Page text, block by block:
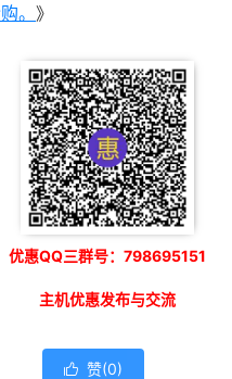
。 》
优惠QQ三群号：798695151
主机优惠发布与交流
 赞(0)